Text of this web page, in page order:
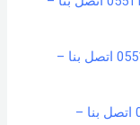
شركة تنظيف فرش بحفر الباطن – 0551154864 اتصل بنا –
شركة جلي بلاط بحفر الباطن – 0551154864 اتصل بنا –